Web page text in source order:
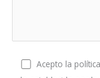
Acepto la